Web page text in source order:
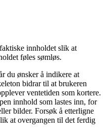
innholdet slik at
føles sømløs.
du ønsker å indikere at
bidrar til at brukeren
ventetiden som kortere.
innhold som lastes inn, for
bilder. Forsøk å etterligne
at overgangen til det ferdig